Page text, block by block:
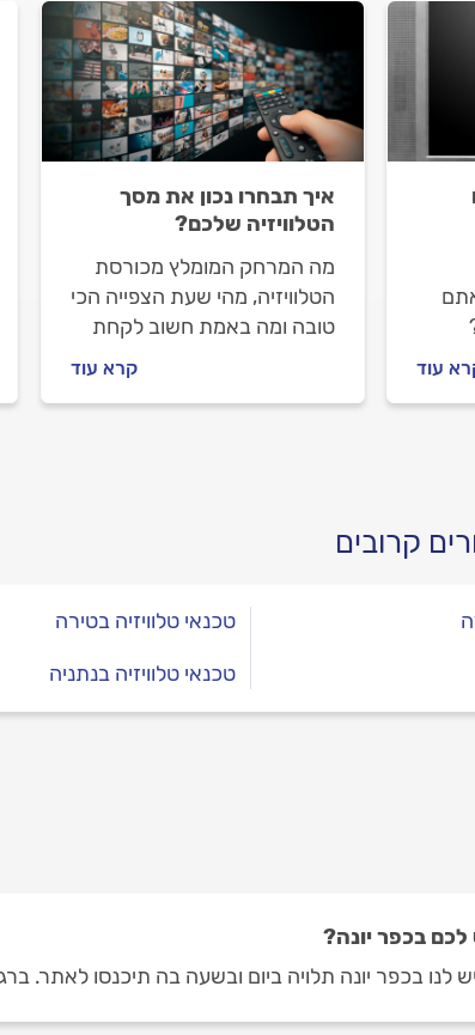
סדר
עוד
איך תבחרו נכון את מסך
הטלוויזיה שלכם?
מה המרחק המומלץ מכורסת
הטלוויזיה, מהי שעת הצפייה הכי
טובה ומה באמת חשוב לקחת
קרא עוד
קרובים
טכנאי טלוויזיה בטירה
טכנאי טלוויזיה בנתניה
לכם בכפר יונה?
יונה תלויה ביום ובשעה בה תיכנסו לאתר. ברגע זה יש 1 טכנאי טלוויזיה